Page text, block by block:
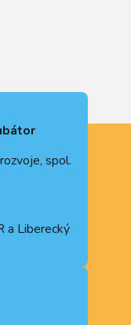
spol.
a Liberecký